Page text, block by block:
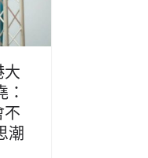
大
不
潮